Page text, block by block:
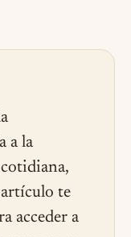
a la
te
acceder a